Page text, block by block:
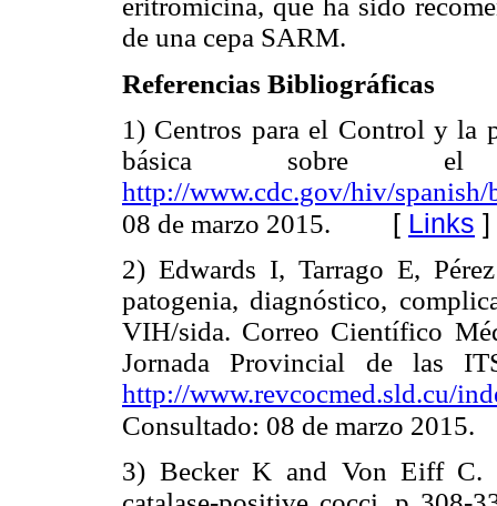
eritromicina, que ha sido
de una cepa SARM.
Referencias Bibliográficas
1) Centros para el Control y la
básica sobre
http://www.cdc.gov/hiv/spanish/
08 de marzo 2015. [ Links ]
2) Edwards I, Tarrago E,
patogenia, diagnóstico,
VIH/sida. Correo Científico
Jornada Provincial de las
http://www.revcocmed.sld.cu/
Consultado: 08 de marzo 2015.
3) Becker K and Von Eiff C.